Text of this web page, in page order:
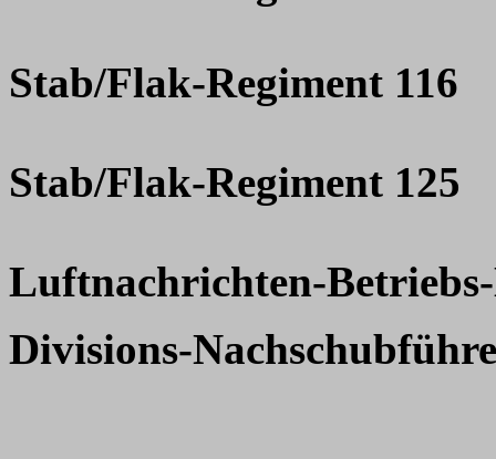
Stab/Flak-Regiment 116
Stab/Flak-Regiment 125
Luftnachrichten-
Divisions-